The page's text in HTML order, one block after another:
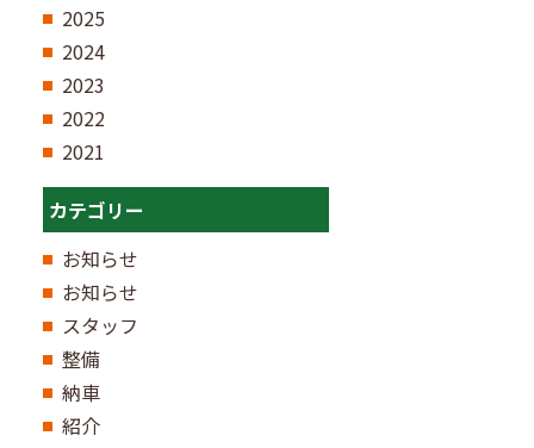
2025
2024
2023
2022
2021
カテゴリー
お知らせ
お知らせ
スタッフ
整備
納車
紹介